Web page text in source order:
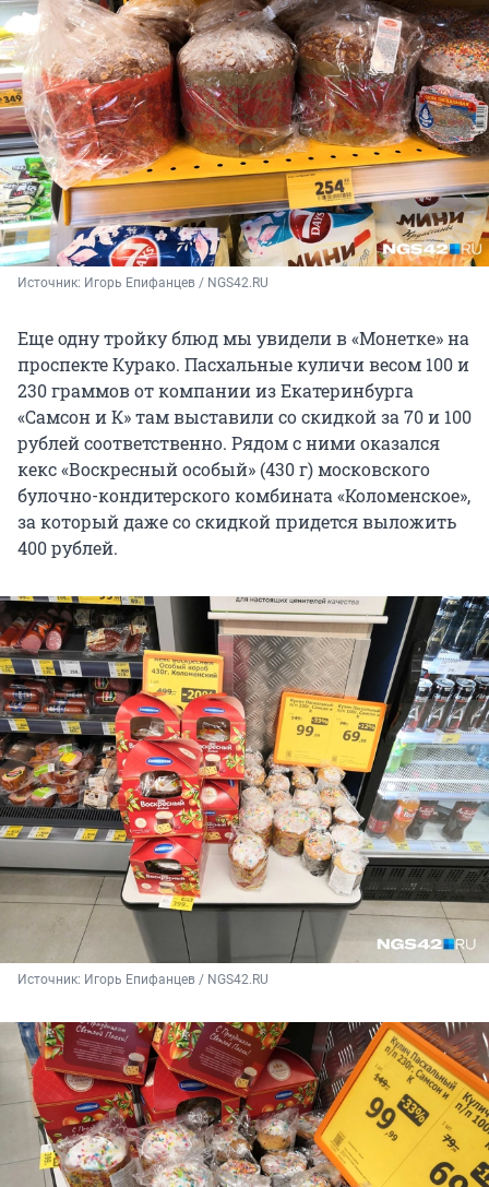
Источник: Игорь Епифанцев / NGS42.RU
Еще одну тройку блюд мы увидели в «Монетке» на
проспекте Курако. Пасхальные куличи весом 100 и
230 граммов от компании из Екатеринбурга
«Самсон и К» там выставили со скидкой за 70 и 100
рублей соответственно. Рядом с ними оказался
кекс «Воскресный особый» (430 г) московского
булочно-кондитерского комбината «Коломенское»,
за который даже со скидкой придется выложить
400 рублей.
Источник: Игорь Епифанцев / NGS42.RU